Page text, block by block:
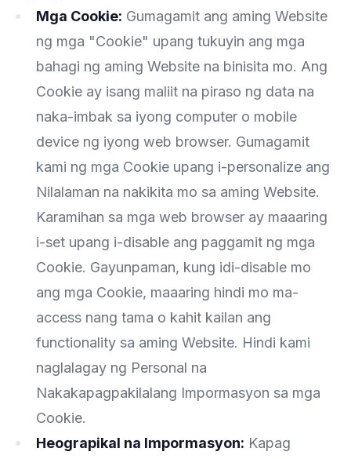
Mga Cookie: Gumagamit ang aming Website
ng mga "Cookie" upang tukuyin ang mga
bahagi ng aming Website na binisita mo. Ang
Cookie ay isang maliit na piraso ng data na
naka-imbak sa iyong computer o mobile
device ng iyong web browser. Gumagamit
kami ng mga Cookie upang i-personalize ang
Nilalaman na nakikita mo sa aming Website.
Karamihan sa mga web browser ay maaaring
i-set upang i-disable ang paggamit ng mga
Cookie. Gayunpaman, kung idi-disable mo
ang mga Cookie, maaaring hindi mo ma-
access nang tama o kahit kailan ang
functionality sa aming Website. Hindi kami
naglalagay ng Personal na
Nakakapagpakilalang Impormasyon sa mga
Cookie.
Heograpikal na Impormasyon: Kapag